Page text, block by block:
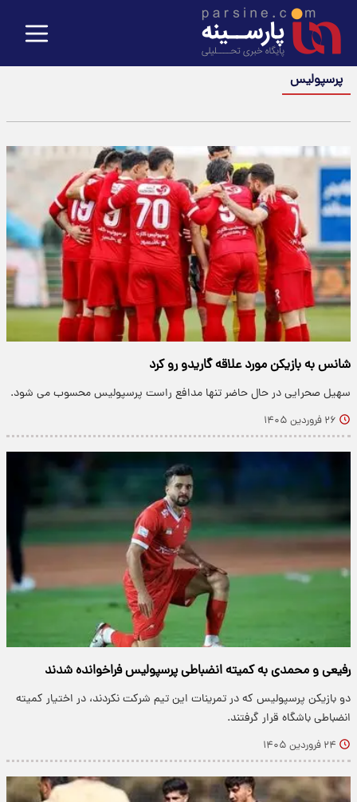
پرسپولیس
شانس به بازیکن مورد علاقه گاریدو رو کرد
سهیل صحرایی در حال حاضر تنها مدافع راست پرسپولیس محسوب می شود.
۲۶ فروردین ۱۴۰۵
رفیعی و محمدی به کمیته انضباطی پرسپولیس فراخوانده شدند
دو بازیکن پرسپولیس که در تمرینات این تیم شرکت نکردند، در اختیار کمیته
انضباطی باشگاه قرار گرفتند.
۲۴ فروردین ۱۴۰۵